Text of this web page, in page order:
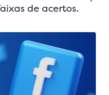
de acertos.